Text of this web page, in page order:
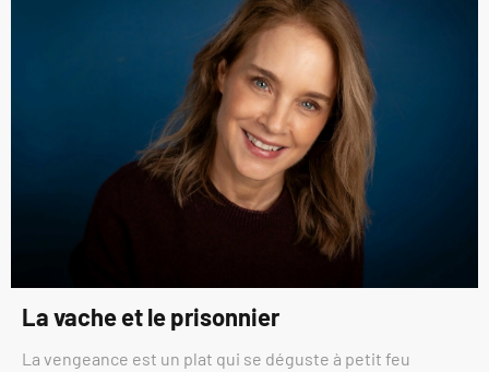
La vache et le prisonnier
La vengeance est un plat qui se déguste à petit feu